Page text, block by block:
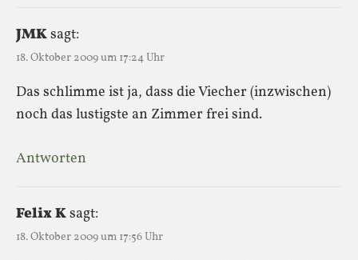
JMKsagt:
18. Oktober 2009 um 17:24 Uhr
Das schlimme ist ja, dass die Viecher (inzwischen)
noch das lustigste an Zimmer frei sind.
Antworten
Felix Ksagt:
18. Oktober 2009 um 17:56 Uhr